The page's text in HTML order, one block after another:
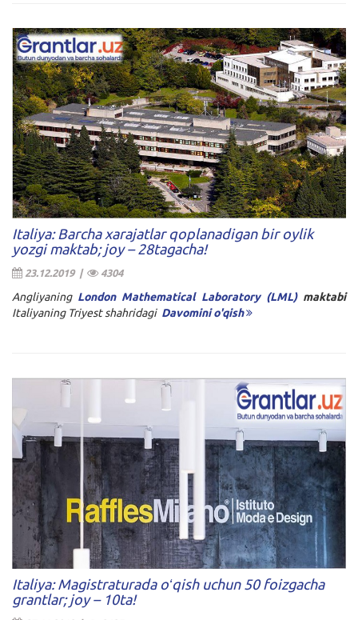
Italiya: Barcha xarajatlar qoplanadigan bir oylik
yozgi maktab; joy – 28tagacha!
23.12.2019 | 4304
Angliyaning London Mathematical Laboratory (LML)maktabi
Italiyaning Triyest shahridagi Davomini o'qish
Italiya: Magistraturada oʻqish uchun 50 foizgacha
grantlar; joy – 10ta!